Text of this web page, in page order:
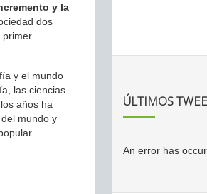
y la
dos
primer
y el mundo
las ciencias
años ha
mundo y
ÚLTIMOS
An error has